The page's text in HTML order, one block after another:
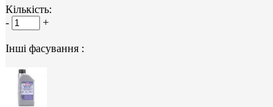
Кількість:
-
+
Інші фасування :